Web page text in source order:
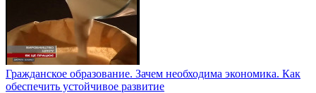
Гражданское образование. Зачем необходима экономика. Как
обеспечить устойчивое развитие